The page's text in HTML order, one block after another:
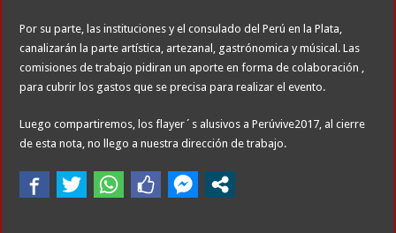
Por su parte, las instituciones y el consulado del Perú en la Plata,
canalizarán la parte artística, artezanal, gastrónomica y músical. Las
comisiones de trabajo pidiran un aporte en forma de colaboración ,
para cubrir los gastos que se precisa para realizar el evento.
Luego compartiremos, los flayer´s alusivos a Perúvive2017, al cierre
de esta nota, no llego a nuestra dirección de trabajo.